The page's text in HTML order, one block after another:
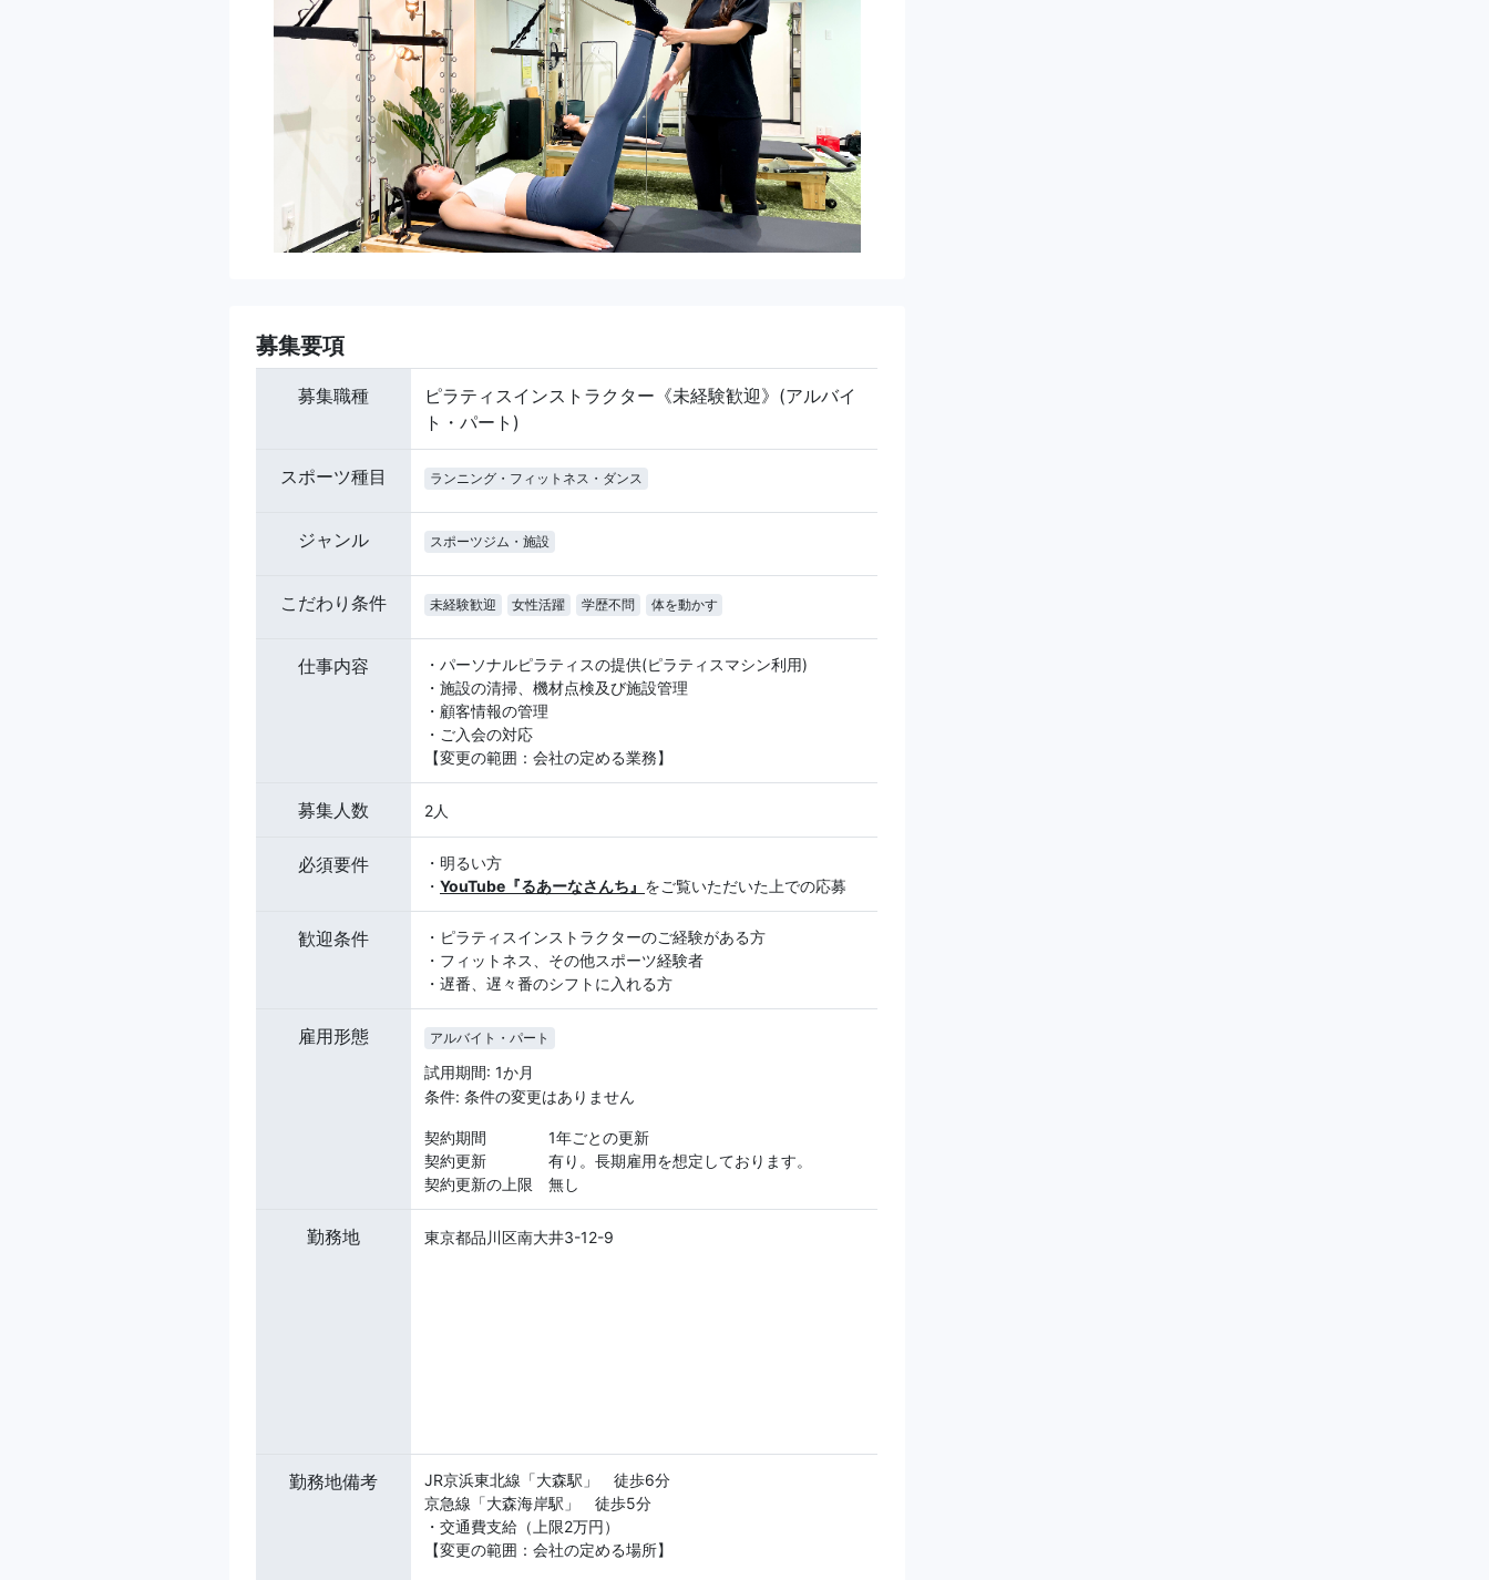
募集要項
募集職種
ピラティスインストラクター《未経験歓迎》(アルバイ
ト・パート)
スポーツ種目 ランニング・フィットネス・ダンス
ジャンル スポーツジム・施設
こだわり条件 未経験歓迎 女性活躍 学歴不問 体を動かす
仕事内容
・パーソナルピラティスの提供(ピラティスマシン利用)
・施設の清掃、機材点検及び施設管理
・顧客情報の管理
・ご入会の対応
【変更の範囲：会社の定める業務】
募集人数 2人
必須要件
・明るい方
・ YouTube『るあーなさんち』 をご覧いただいた上での応募
歓迎条件
・ピラティスインストラクターのご経験がある方
・フィットネス、その他スポーツ経験者
・遅番、遅々番のシフトに入れる方
雇用形態 アルバイト・パート
試用期間: 1か月
条件: 条件の変更はありません
契約期間 1年ごとの更新
契約更新 有り。長期雇用を想定しております。
契約更新の上限 無し
勤務地 東京都品川区南大井3-12-9
勤務地備考
JR京浜東北線「大森駅」 徒歩6分
京急線「大森海岸駅」 徒歩5分
・交通費支給（上限2万円）
【変更の範囲：会社の定める場所】